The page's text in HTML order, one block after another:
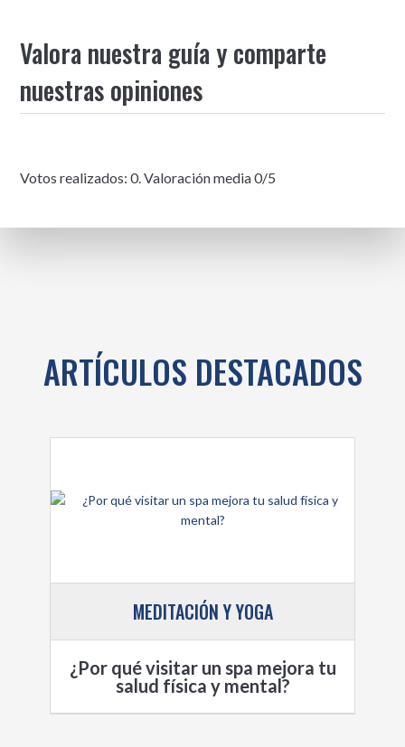
Valora nuestra guía y comparte
nuestras opiniones
Votos realizados:0. Valoración media0/5
ARTÍCULOS DESTACADOS
MEDITACIÓN Y YOGA
¿Por qué visitar un spa mejora tu
salud física y mental?